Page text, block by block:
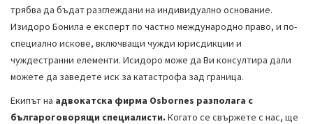
трябва да бъдат разглеждани на индивидуално основание.
Изидоро Бонила е експерт по частно международно право, и по-
специално искове, включващи чужди юрисдикции и
чуждестранни елементи. Исидоро може да Ви консултира дали
можете да заведете иск за катастрофа зад граница.
Екипът на адвокатска фирма Osbornes разполага с
българоговорящи специалисти. Когато се свържете с нас, ще